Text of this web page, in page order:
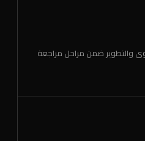
والتطوير ضمن مراحل مراجعة